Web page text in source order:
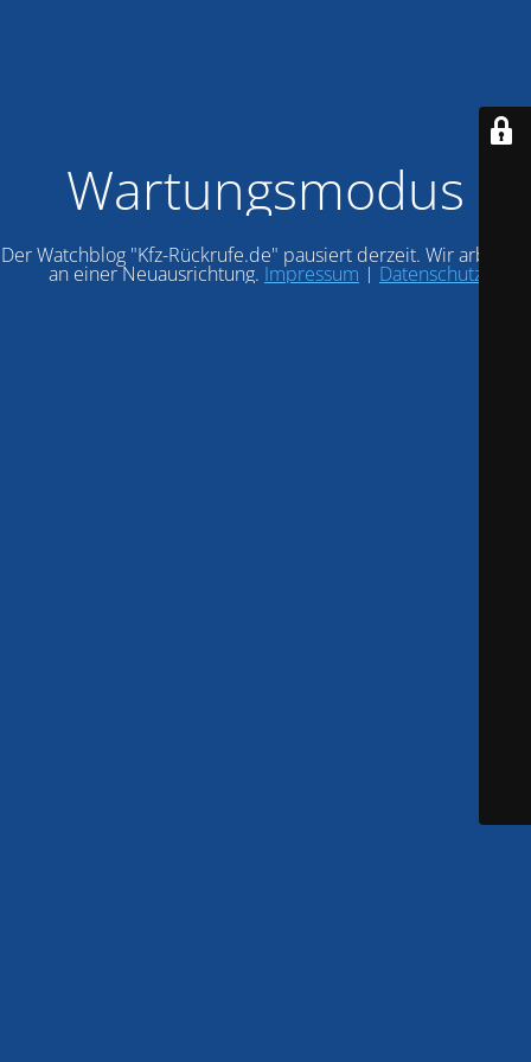
Wartungsmodus
Der Watchblog "Kfz-Rückrufe.de" pausiert derzeit. Wir arbeiten
an einer Neuausrichtung. Impressum | Datenschutz